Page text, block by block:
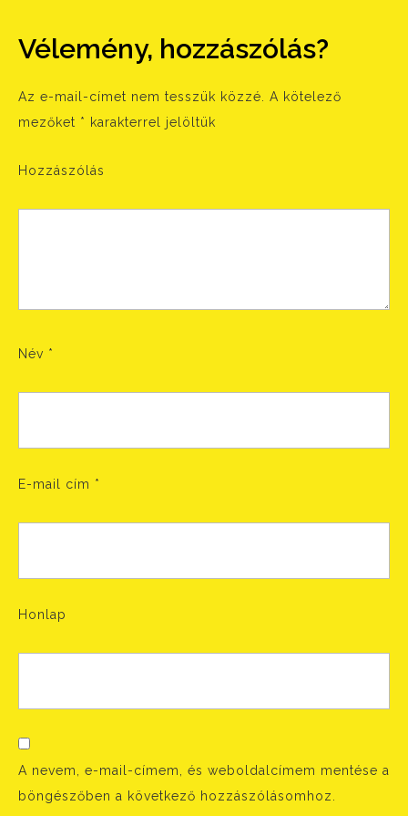
Vélemény, hozzászólás?
Az e-mail-címet nem tesszük közzé.
A kötelező
mezőket * karakterrel jelöltük
Hozzászólás
Név *
E-mail cím *
Honlap
A nevem, e-mail-címem, és weboldalcímem mentése a
böngészőben a következő hozzászólásomhoz.